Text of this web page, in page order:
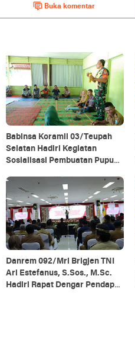
Buka komentar
Babinsa Koramil 03/Teupah
Selatan Hadiri Kegiatan
Sosialisasi Pembuatan Pupuk
Danrem 092/Mrl Brigjen TNI
Ari Estefanus, S.Sos., M.Sc.
Hadiri Rapat Dengar Pendapat